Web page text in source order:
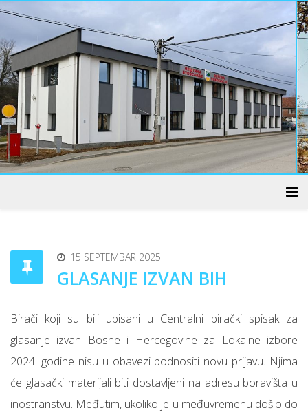
15 SEPTEMBAR 2025
GLASANJE IZVAN BIH
Birači koji su bili upisani u Centralni birački spisak za
glasanje izvan Bosne i Hercegovine za Lokalne izbore
2024. godine nisu u obavezi podnositi novu prijavu. Njima
će glasački materijali biti dostavljeni na adresu boravišta u
inostranstvu. Međutim, ukoliko je u međuvremenu došlo do